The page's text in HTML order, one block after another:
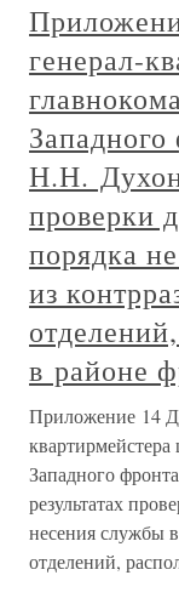
генерал-
Н.Н.
проверки
порядка
из
в районе
Приложение 14
Западного
результатах
несения службы
отделений,